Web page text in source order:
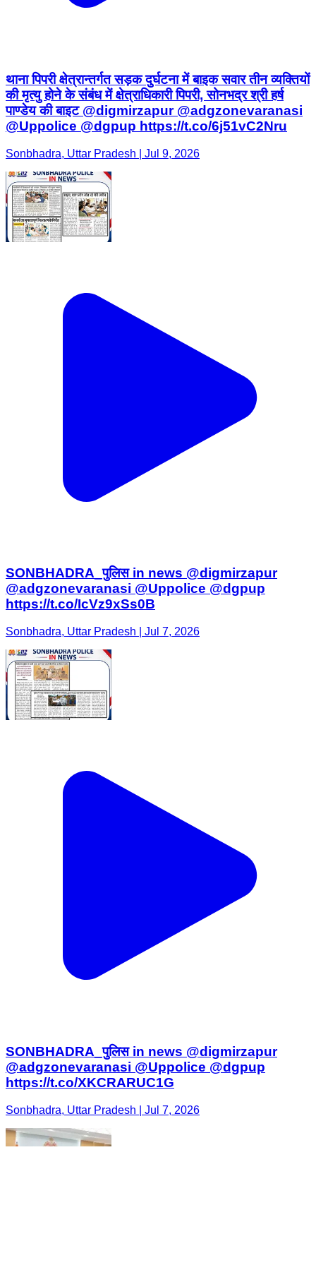
थाना पिपरी क्षेत्रान्तर्गत सड़क दुर्घटना में बाइक सवार तीन व्यक्तियों
की मृत्यु होने के संबंध में क्षेत्राधिकारी पिपरी, सोनभद्र श्री हर्ष
पाण्डेय की बाइट @digmirzapur @adgzonevaranasi
@Uppolice @dgpup https://t.co/6j51vC2Nru
Sonbhadra, Uttar Pradesh | Jul 9, 2026
SONBHADRA_पुलिस in news @digmirzapur
@adgzonevaranasi @Uppolice @dgpup
https://t.co/IcVz9xSs0B
Sonbhadra, Uttar Pradesh | Jul 7, 2026
SONBHADRA_पुलिस in news @digmirzapur
@adgzonevaranasi @Uppolice @dgpup
https://t.co/XKCRARUC1G
Sonbhadra, Uttar Pradesh | Jul 7, 2026